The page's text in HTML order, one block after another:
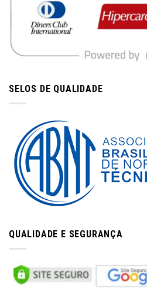
SELOS DE QUALIDADE
QUALIDADE E SEGURANÇA